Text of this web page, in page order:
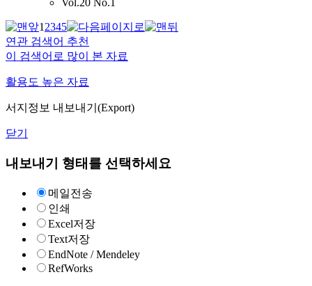
Vol.20 No.1
12345
연관 검색어 추천
이 검색어로 많이 본 자료
활용도 높은 자료
서지정보 내보내기(Export)
닫기
내보내기 형태를 선택하세요
메일전송
인쇄
Excel저장
Text저장
EndNote / Mendeley
RefWorks